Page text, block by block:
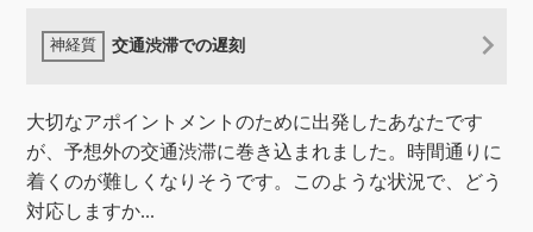
交通渋滞での遅刻
大切なアポイントメントのために出発したあなたです
が、予想外の交通渋滞に巻き込まれました。時間通りに
着くのが難しくなりそうです。このような状況で、どう
対応しますか...